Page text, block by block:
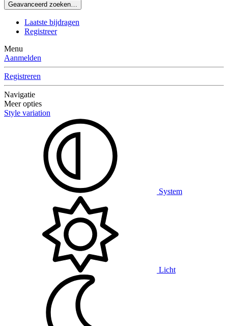
Geavanceerd zoeken…
Laatste bijdragen
Registreer
Menu
Aanmelden
Registreren
Navigatie
Meer opties
Style variation
System
Licht